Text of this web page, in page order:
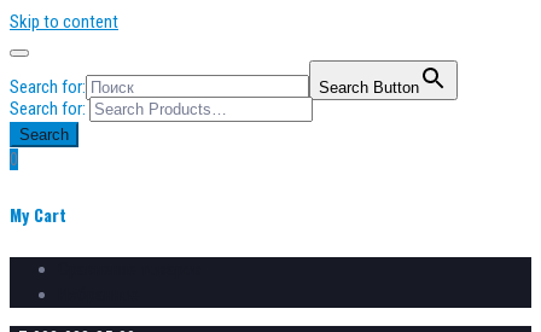
Skip to content
Search for: Search Button
Search for:
Search
0
My Cart